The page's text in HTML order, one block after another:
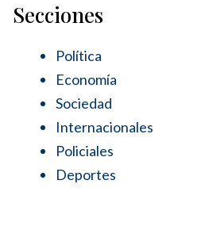
Secciones
Política
Economía
Sociedad
Internacionales
Policiales
Deportes